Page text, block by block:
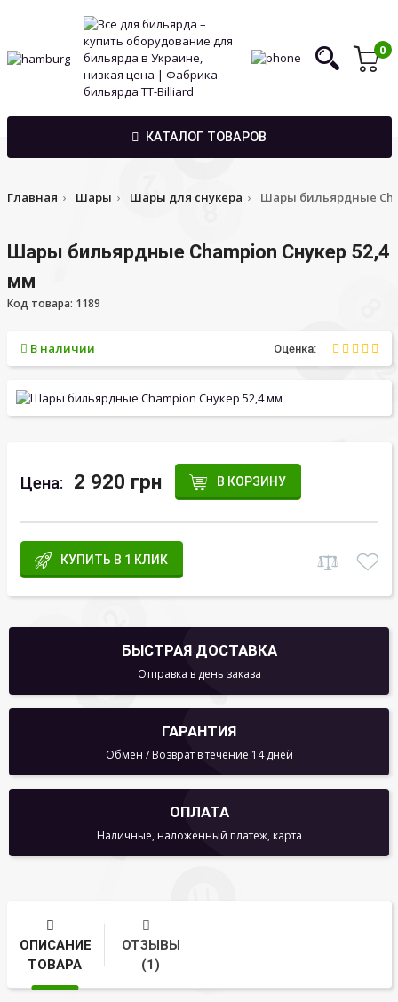
0
КАТАЛОГ ТОВАРОВ
Главная Шары Шары для снукера Шары бильярдные
Шары бильярдные Champion Снукер 52,4
мм
Код товара: 1189
В наличии Оценка:
Цена: 2 920 грн В КОРЗИНУ
КУПИТЬ В 1 КЛИК
БЫСТРАЯ ДОСТАВКА
Отправка в день заказа
ГАРАНТИЯ
Обмен / Возврат в течение 14 дней
ОПЛАТА
Наличные, наложенный платеж, карта
ОПИСАНИЕ
ТОВАРА
ОТЗЫВЫ
(1)